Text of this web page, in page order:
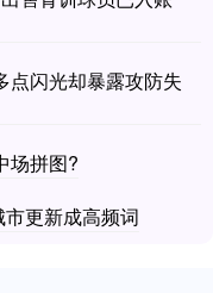
点闪光却暴露攻防失
场拼图?
更新成高频词